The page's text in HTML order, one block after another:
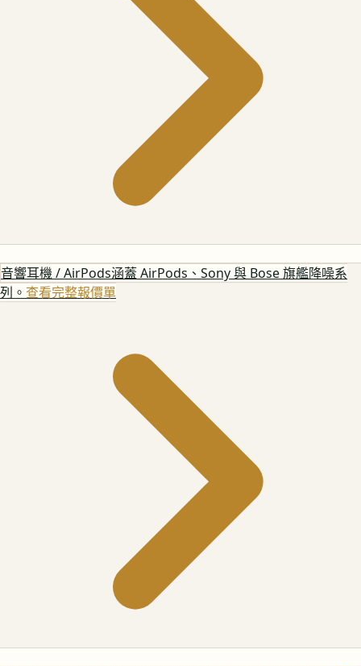
音響耳機 / AirPods涵蓋 AirPods、Sony 與 Bose 旗艦降噪系
列。 查看完整報價單